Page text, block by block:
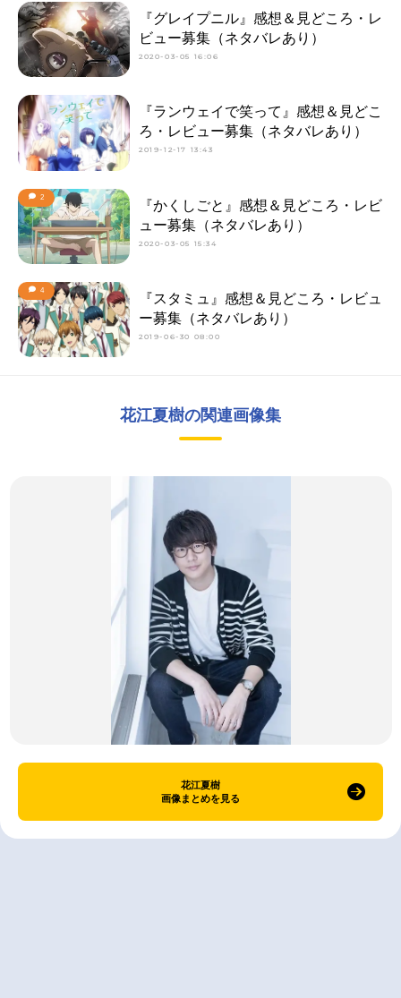
『グレイプニル』感想＆見どころ・レ
ビュー募集（ネタバレあり）
2020-03-05 16:06
『ランウェイで笑って』感想＆見どこ
ろ・レビュー募集（ネタバレあり）
2019-12-17 13:43
2
『かくしごと』感想＆見どころ・レビ
ュー募集（ネタバレあり）
2020-03-05 15:34
4
『スタミュ』感想＆見どころ・レビュ
ー募集（ネタバレあり）
2019-06-30 08:00
花江夏樹の関連画像集
花江夏樹
画像まとめを見る